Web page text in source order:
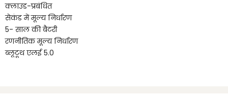
क्लाउड-प्रबंधित
सेकंड में मूल्य निर्धारण
5- साल की बैटरी
रणनीतिक मूल्य निर्धारण
ब्लूटूथ एलई 5.0